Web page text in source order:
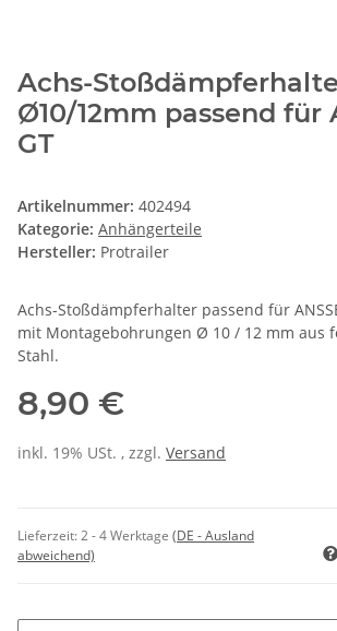
Achs-
Ø10/12mm passend für
GT
Artikelnummer: 402494
Kategorie: Anhängerteile
Hersteller: Protrailer
Achs-Stoßdämpferhalter passend für
mit Montagebohrungen Ø 10 / 12 mm aus
Stahl.
8,90 €
inkl. 19% USt. , zzgl. Versand
Lieferzeit:2 - 4 Werktage (DE - Ausland
abweichend)